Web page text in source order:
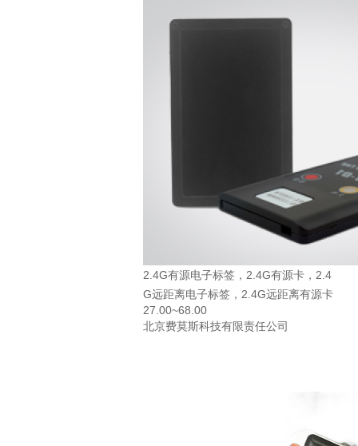
2.4G有源电子标签，2.4G有源卡，2.4
G远距离电子标签，2.4G远距离有源卡
27.00~68.00
北京费莫斯科技有限责任公司